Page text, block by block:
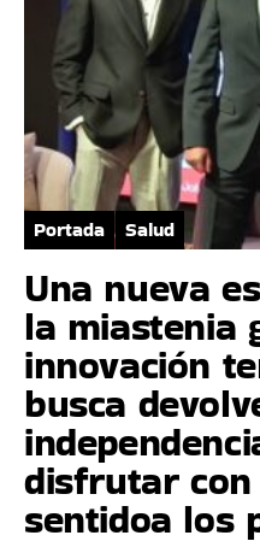
Portada Salud
Una nueva
la miastenia
innovación
busca
disfrutar
sentidoa los